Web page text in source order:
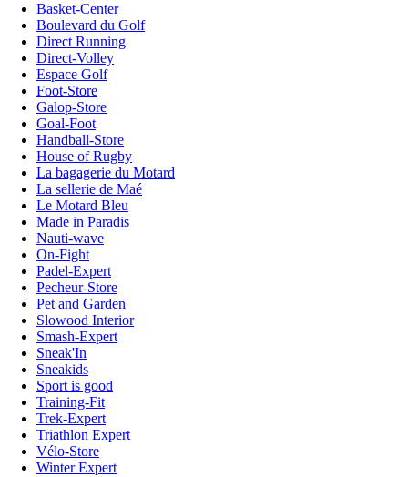
Basket-Center
Boulevard du Golf
Direct Running
Direct-Volley
Espace Golf
Foot-Store
Galop-Store
Goal-Foot
Handball-Store
House of Rugby
La bagagerie du Motard
La sellerie de Maé
Le Motard Bleu
Made in Paradis
Nauti-wave
On-Fight
Padel-Expert
Pecheur-Store
Pet and Garden
Slowood Interior
Smash-Expert
Sneak'In
Sneakids
Sport is good
Training-Fit
Trek-Expert
Triathlon Expert
Vélo-Store
Winter Expert